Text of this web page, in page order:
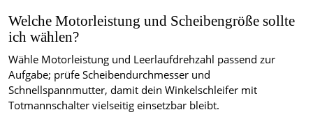
Welche Motorleistung und Scheibengröße sollte
ich wählen?
Wähle Motorleistung und Leerlaufdrehzahl passend zur
Aufgabe; prüfe Scheibendurchmesser und
Schnellspannmutter, damit dein Winkelschleifer mit
Totmannschalter vielseitig einsetzbar bleibt.